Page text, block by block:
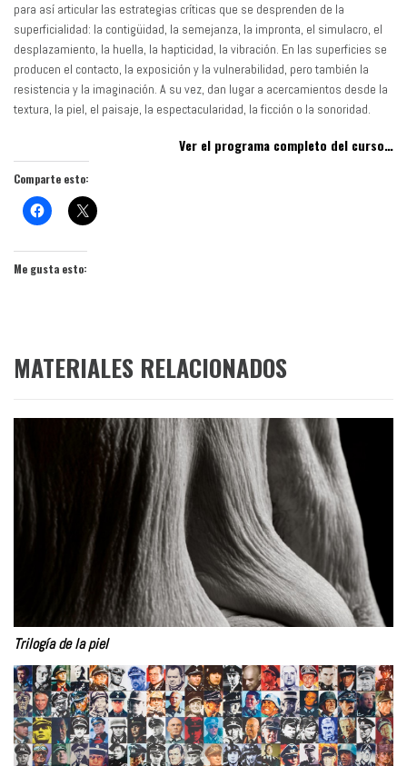
para así articular las estrategias críticas que se desprenden de la
superficialidad: la contigüidad, la semejanza, la impronta, el simulacro, el
desplazamiento, la huella, la hapticidad, la vibración. En las superficies se
producen el contacto, la exposición y la vulnerabilidad, pero también la
resistencia y la imaginación. A su vez, dan lugar a acercamientos desde la
textura, la piel, el paisaje, la espectacularidad, la ficción o la sonoridad.
Ver el programa completo del curso…
Comparte esto:
Me gusta esto:
MATERIALES RELACIONADOS
Trilogía de la piel